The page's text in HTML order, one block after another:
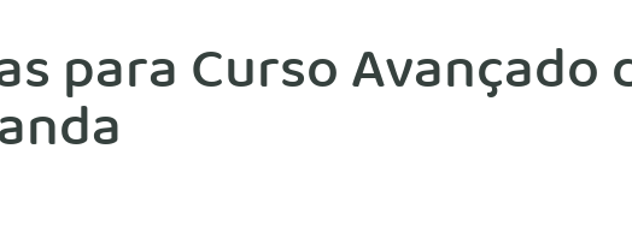
para Curso Avançado